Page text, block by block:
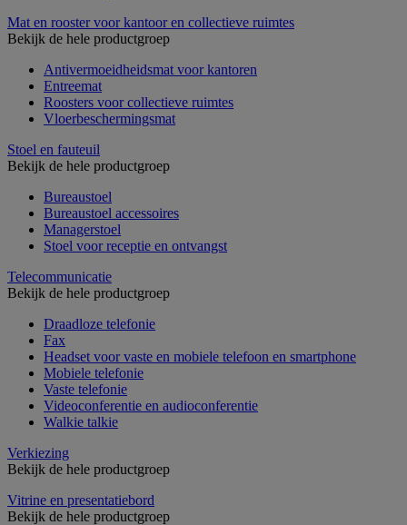
Mat en rooster voor kantoor en collectieve ruimtes
Bekijk de hele productgroep
Antivermoeidheidsmat voor kantoren
Entreemat
Roosters voor collectieve ruimtes
Vloerbeschermingsmat
Stoel en fauteuil
Bekijk de hele productgroep
Bureaustoel
Bureaustoel accessoires
Managerstoel
Stoel voor receptie en ontvangst
Telecommunicatie
Bekijk de hele productgroep
Draadloze telefonie
Fax
Headset voor vaste en mobiele telefoon en smartphone
Mobiele telefonie
Vaste telefonie
Videoconferentie en audioconferentie
Walkie talkie
Verkiezing
Bekijk de hele productgroep
Vitrine en presentatiebord
Bekijk de hele productgroep